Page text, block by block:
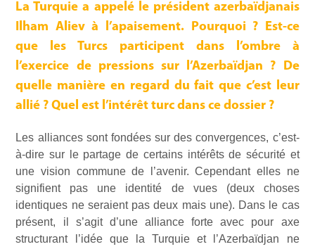
La Turquie a appelé le président azerbaïdjanais
Ilham Aliev à l’apaisement. Pourquoi ? Est-ce
que les Turcs participent dans l’ombre à
l’exercice de pressions sur l’Azerbaïdjan ? De
quelle manière en regard du fait que c’est leur
allié ? Quel est l’intérêt turc dans ce dossier ?
Les alliances sont fondées sur des convergences, c’est-
à-dire sur le partage de certains intérêts de sécurité et
une vision commune de l’avenir. Cependant elles ne
signifient pas une identité de vues (deux choses
identiques ne seraient pas deux mais une). Dans le cas
présent, il s’agit d’une alliance forte avec pour axe
structurant l’idée que la Turquie et l’Azerbaïdjan ne